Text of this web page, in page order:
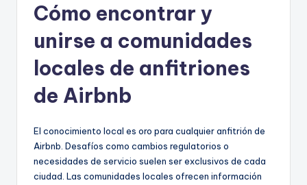
Cómo encontrar y
unirse a comunidades
locales de anfitriones
de Airbnb
El conocimiento local es oro para cualquier anfitrión de
Airbnb. Desafíos como cambios regulatorios o
necesidades de servicio suelen ser exclusivos de cada
ciudad. Las comunidades locales ofrecen información